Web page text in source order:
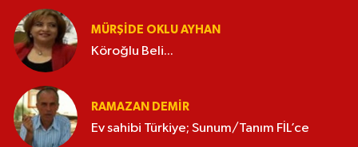
MÜRŞIDE OKLU AYHAN
Köroğlu Beli...
RAMAZAN DEMİR
Ev sahibi Türkiye; Sunum/Tanım FİL’ce